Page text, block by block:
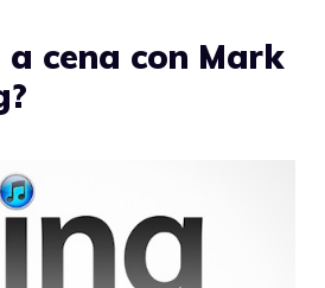
a cena con Mark